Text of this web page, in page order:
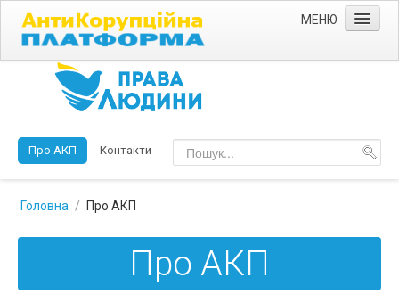
МЕНЮ
Головна
Спецпроекти
Про корупцію
Про АКП Контакти
Головна / Про АКП
Про АКП